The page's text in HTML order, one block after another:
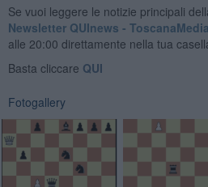
Se vuoi leggere le notizie principali
Newsletter QUInews -
alle 20:00 direttamente nella tua
Basta cliccare QUI
Fotogallery